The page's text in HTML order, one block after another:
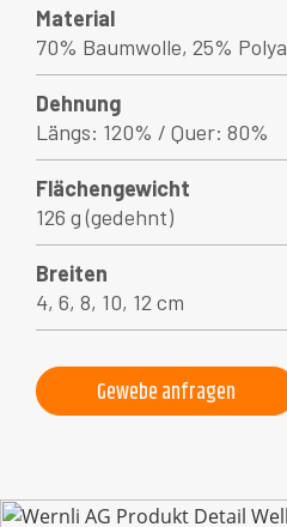
Material
70% Baumwolle, 25%
Dehnung
Längs: 120% / Quer: 80%
Flächengewicht
126 g (gedehnt)
Breiten
4, 6, 8, 10, 12 cm
Gewebe anfragen